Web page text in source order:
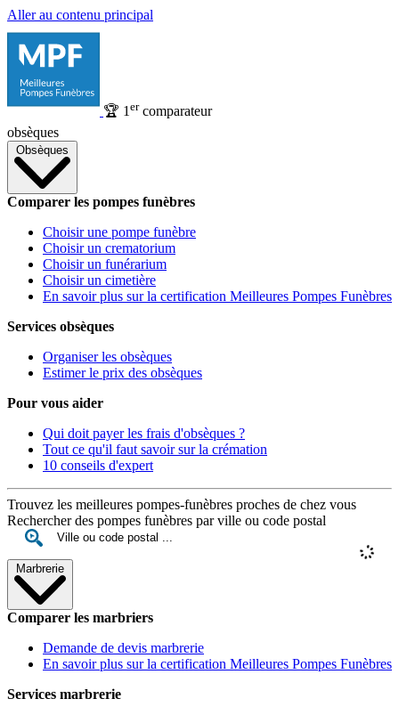
Aller au contenu principal
🏆 1 ercomparateur
obsèques
Obsèques
Comparer les pompes funèbres
Choisir une pompe funèbre
Choisir un crematorium
Choisir un funérarium
Choisir un cimetière
En savoir plus sur la certification Meilleures Pompes Funèbres
Services obsèques
Organiser les obsèques
Estimer le prix des obsèques
Pour vous aider
Qui doit payer les frais d'obsèques ?
Tout ce qu'il faut savoir sur la crémation
10 conseils d'expert
Trouvez les meilleures pompes-funèbres proches de chez vous
Rechercher des pompes funèbres par ville ou code postal
Marbrerie
Comparer les marbriers
Demande de devis marbrerie
En savoir plus sur la certification Meilleures Pompes Funèbres
Services marbrerie